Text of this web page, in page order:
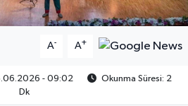
A- A+
- 09:02
Okunma Süresi: 2
Dk